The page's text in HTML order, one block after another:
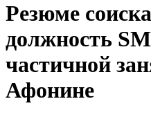
Резюме
должность
частичной
Афонине